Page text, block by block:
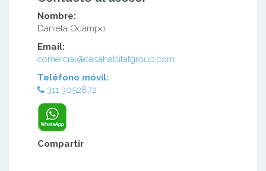
Nombre:
Daniela Ocampo
Email:
comercial@casahabitatgroup.com
Teléfono móvil:
311 3052872
Compartir